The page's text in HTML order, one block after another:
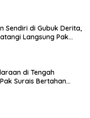
Sendiri di Gubuk Derita,
Langsung Pak
di Tengah
Surais Bertahan